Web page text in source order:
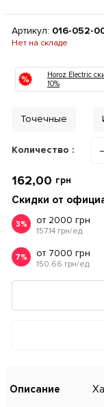
Артикул: 016-052-
Нет на складе
Horoz Electric
10%
Точечные
Количество : −
162,00 грн
Скидки от
3% от 2000 грн
157.14 грн/ед.
7% от 7000 грн
150.66 грн/ед.
Описание